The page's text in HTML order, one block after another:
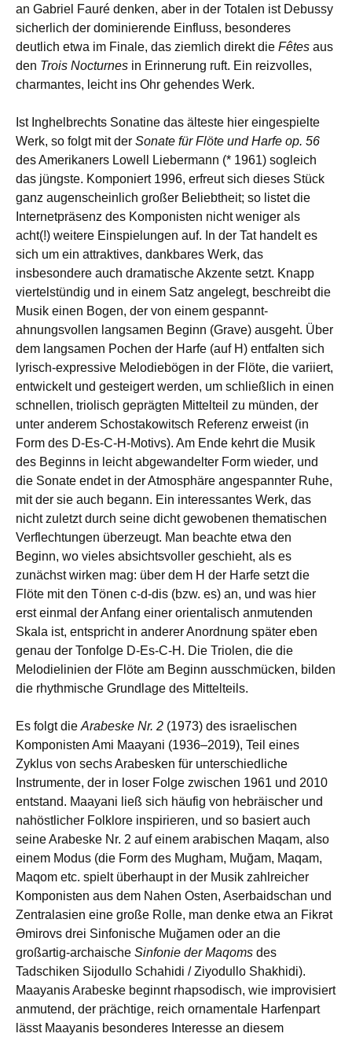
an Gabriel Fauré denken, aber in der Totalen ist Debussy
sicherlich der dominierende Einfluss, besonderes
deutlich etwa im Finale, das ziemlich direkt die Fêtes aus
den Trois Nocturnes in Erinnerung ruft. Ein reizvolles,
charmantes, leicht ins Ohr gehendes Werk.
Ist Inghelbrechts Sonatine das älteste hier eingespielte
Werk, so folgt mit der Sonate für Flöte und Harfe op. 56
des Amerikaners Lowell Liebermann (* 1961) sogleich
das jüngste. Komponiert 1996, erfreut sich dieses Stück
ganz augenscheinlich großer Beliebtheit; so listet die
Internetpräsenz des Komponisten nicht weniger als
acht(!) weitere Einspielungen auf. In der Tat handelt es
sich um ein attraktives, dankbares Werk, das
insbesondere auch dramatische Akzente setzt. Knapp
viertelstündig und in einem Satz angelegt, beschreibt die
Musik einen Bogen, der von einem gespannt-
ahnungsvollen langsamen Beginn (Grave) ausgeht. Über
dem langsamen Pochen der Harfe (auf H) entfalten sich
lyrisch-expressive Melodiebögen in der Flöte, die variiert,
entwickelt und gesteigert werden, um schließlich in einen
schnellen, triolisch geprägten Mittelteil zu münden, der
unter anderem Schostakowitsch Referenz erweist (in
Form des D-Es-C-H-Motivs). Am Ende kehrt die Musik
des Beginns in leicht abgewandelter Form wieder, und
die Sonate endet in der Atmosphäre angespannter Ruhe,
mit der sie auch begann. Ein interessantes Werk, das
nicht zuletzt durch seine dicht gewobenen thematischen
Verflechtungen überzeugt. Man beachte etwa den
Beginn, wo vieles absichtsvoller geschieht, als es
zunächst wirken mag: über dem H der Harfe setzt die
Flöte mit den Tönen c-d-dis (bzw. es) an, und was hier
erst einmal der Anfang einer orientalisch anmutenden
Skala ist, entspricht in anderer Anordnung später eben
genau der Tonfolge D-Es-C-H. Die Triolen, die die
Melodielinien der Flöte am Beginn ausschmücken, bilden
die rhythmische Grundlage des Mittelteils.
Es folgt die Arabeske Nr. 2 (1973) des israelischen
Komponisten Ami Maayani (1936–2019), Teil eines
Zyklus von sechs Arabesken für unterschiedliche
Instrumente, der in loser Folge zwischen 1961 und 2010
entstand. Maayani ließ sich häufig von hebräischer und
nahöstlicher Folklore inspirieren, und so basiert auch
seine Arabeske Nr. 2 auf einem arabischen Maqam, also
einem Modus (die Form des Mugham, Muğam, Maqam,
Maqom etc. spielt überhaupt in der Musik zahlreicher
Komponisten aus dem Nahen Osten, Aserbaidschan und
Zentralasien eine große Rolle, man denke etwa an Fikrət
Əmirovs drei Sinfonische Muğamen oder an die
großartig-archaische Sinfonie der Maqoms des
Tadschiken Sijodullo Schahidi / Ziyodullo Shakhidi).
Maayanis Arabeske beginnt rhapsodisch, wie improvisiert
anmutend, der prächtige, reich ornamentale Harfenpart
lässt Maayanis besonderes Interesse an diesem